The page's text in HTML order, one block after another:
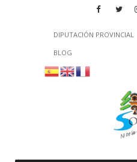
DIPUTACIÓN PROVINCIAL
BLOG